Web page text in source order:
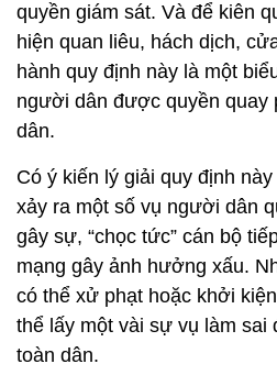
quyền giám sát. Và để kiên
hiện quan liêu, hách dịch,
hành quy định này là một
người dân được quyền quay
dân.
Có ý kiến lý giải quy định
xảy ra một số vụ người dân
gây sự, “chọc tức” cán bộ
mạng gây ảnh hưởng xấu.
có thể xử phạt hoặc khởi
thể lấy một vài sự vụ làm sai
toàn dân.